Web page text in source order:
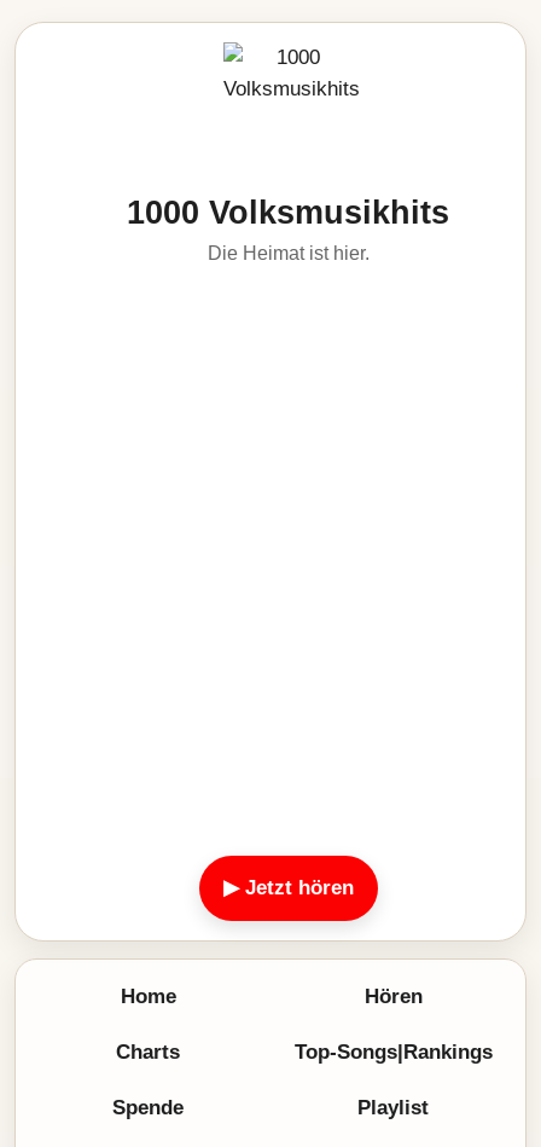
1000 Volksmusikhits
Die Heimat ist hier.
▶ Jetzt hören
Home Hören
Charts Top-Songs|Rankings
Spende Playlist